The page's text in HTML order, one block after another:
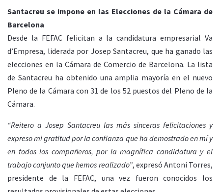
Santacreu se impone en las Elecciones de la Cámara de
Barcelona
Desde la FEFAC felicitan a la candidatura empresarial Va
d’Empresa, liderada por Josep Santacreu, que ha ganado las
elecciones en la Cámara de Comercio de Barcelona. La lista
de Santacreu ha obtenido una amplia mayoría en el nuevo
Pleno de la Cámara con 31 de los 52 puestos del Pleno de la
Cámara.
“Reitero a Josep Santacreu las más sinceras felicitaciones y
expreso mi gratitud por la confianza que ha demostrado en mí y
en todos los compañeros, por la magnífica candidatura y el
trabajo conjunto que hemos realizado”, expresó Antoni Torres,
presidente de la FEFAC, una vez fueron conocidos los